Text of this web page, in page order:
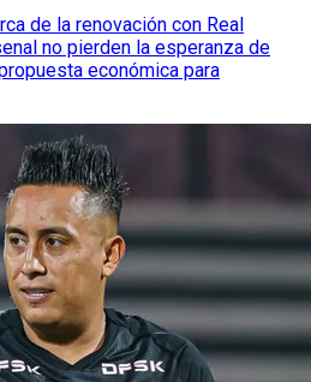
de la renovación con Real
no pierden la esperanza de
económica para